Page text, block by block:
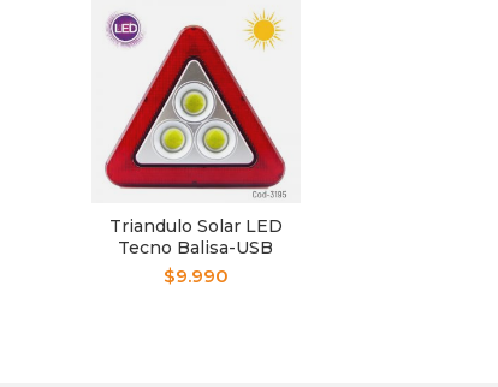
Triandulo Solar LED
Tecno Balisa-USB
Carga HS8017
$9.990